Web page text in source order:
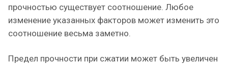
прочностью существует соотношение. Любое
изменение указанных факторов может изменить это
соотношение весьма заметно.
Предел прочности при сжатии может быть увеличен